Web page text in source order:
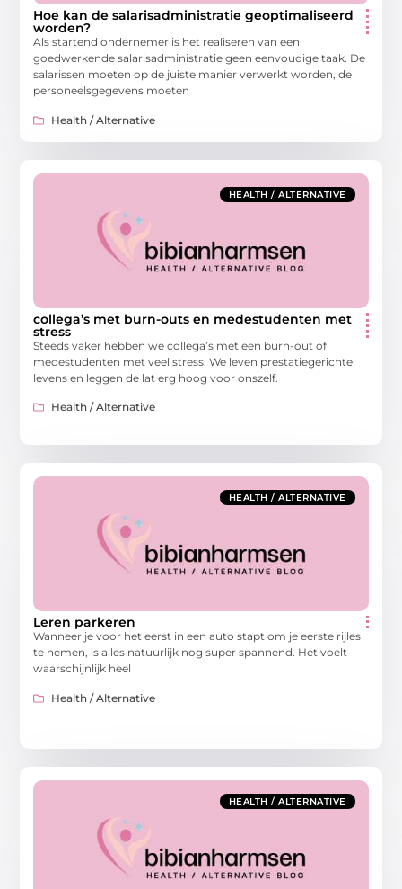
Hoe kan de salarisadministratie geoptimaliseerd
worden?
Als startend ondernemer is het realiseren van een
goedwerkende salarisadministratie geen eenvoudige taak. De
salarissen moeten op de juiste manier verwerkt worden, de
personeelsgegevens moeten
Health / Alternative
HEALTH / ALTERNATIVE
collega’s met burn-outs en medestudenten met
stress
Steeds vaker hebben we collega’s met een burn-out of
medestudenten met veel stress. We leven prestatiegerichte
levens en leggen de lat erg hoog voor onszelf.
Health / Alternative
HEALTH / ALTERNATIVE
Leren parkeren
Wanneer je voor het eerst in een auto stapt om je eerste rijles
te nemen, is alles natuurlijk nog super spannend. Het voelt
waarschijnlijk heel
Health / Alternative
HEALTH / ALTERNATIVE